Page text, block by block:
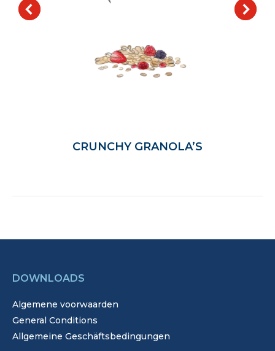
CRUNCHY GRANOLA’S
DOWNLOADS
Algemene voorwaarden
General Conditions
Allgemeine Geschäftsbedingungen